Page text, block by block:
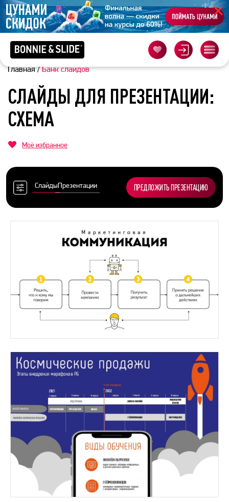
Главная/Банк слайдов
СЛАЙДЫ ДЛЯ ПРЕЗЕНТАЦИИ:
СХЕМА
Моё избранное
СлайдыПрезентации ПРЕДЛОЖИТЬ ПРЕЗЕНТАЦИЮ